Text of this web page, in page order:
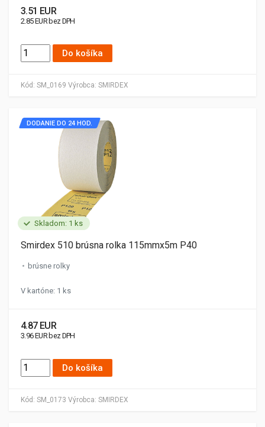
Kód: SM_0169 Výrobca: SMIRDEX
3.51 EUR
2.85 EUR bez DPH
Do košíka
Skladom: 1 ks
Kód: SM_0173 Výrobca: SMIRDEX
DODANIE DO 24 HOD.
Smirdex 510 brúsna rolka 115mmx5m P40
brúsne rolky
V kartóne: 1 ks
4.87 EUR
3.96 EUR bez DPH
Do košíka